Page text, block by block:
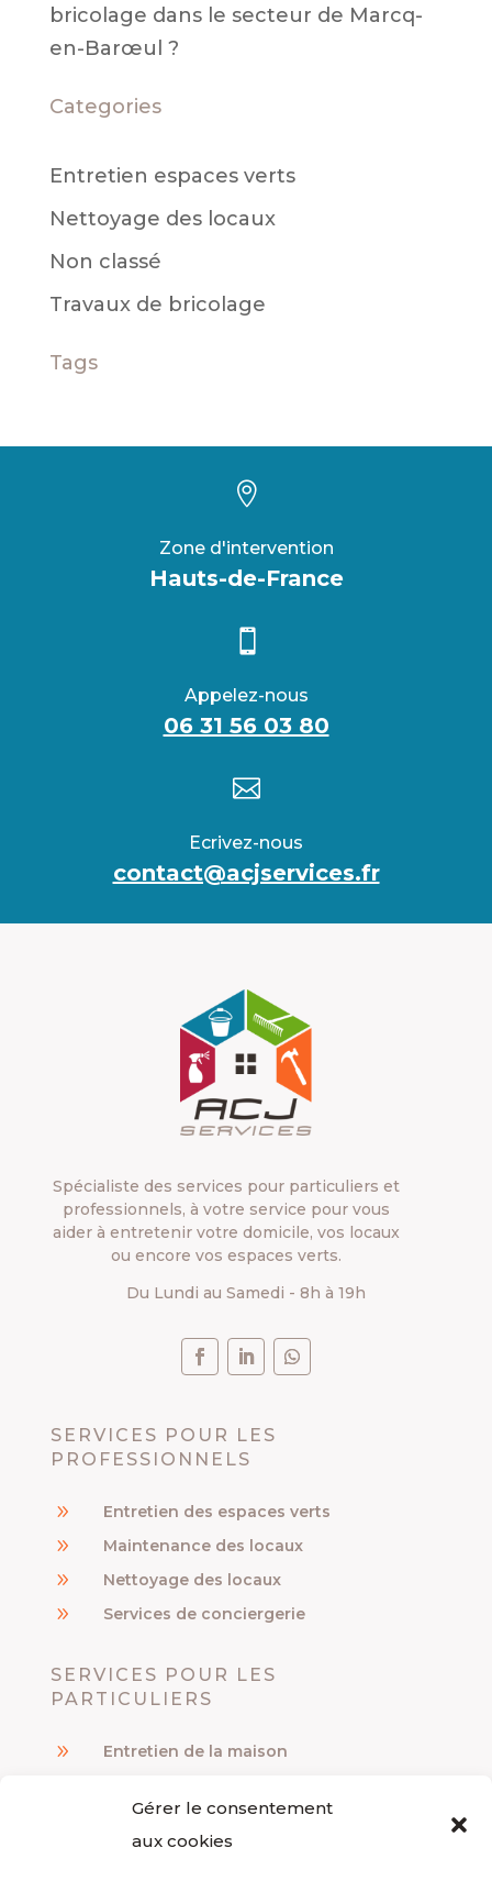
Gérer le consentement
aux cookies
bricolage dans le secteur de Marcq-
en-Barœul ?
Categories
Entretien espaces verts
Nettoyage des locaux
Non classé
Travaux de bricolage
Tags

Zone d'intervention
Hauts-de-France

Appelez-nous
06 31 56 03 80

Ecrivez-nous
contact@acjservices.fr
Spécialiste des services pour particuliers et
professionnels, à votre service pour vous
aider à entretenir votre domicile, vos locaux
ou encore vos espaces verts.
Du Lundi au Samedi - 8h à 19h
SERVICES POUR LES
PROFESSIONNELS
9 Entretien des espaces verts
9 Maintenance des locaux
9 Nettoyage des locaux
9 Services de conciergerie
SERVICES POUR LES
PARTICULIERS
9 Entretien de la maison
Travaux de jardinage